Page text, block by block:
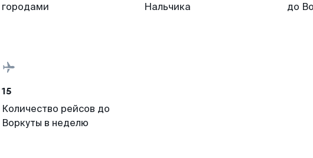
городами
Нальчика
до
15
Количество рейсов до
Воркуты в неделю